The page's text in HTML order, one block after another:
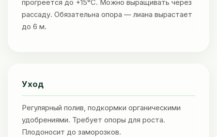
прогреется до +15°C. Можно выращивать через
рассаду. Обязательна опора — лиана вырастает
до 6 м.
Уход
Регулярный полив, подкормки органическими
удобрениями. Требует опоры для роста.
Плодоносит до заморозков.